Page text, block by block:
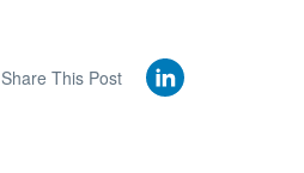
Share This Post